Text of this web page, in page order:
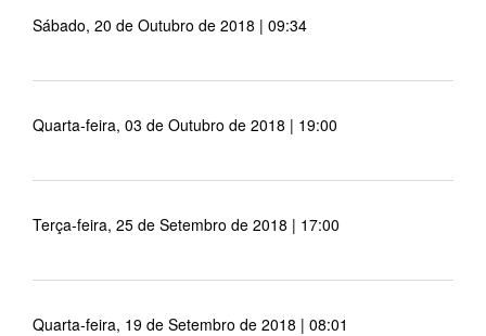
Sábado, 20 de Outubro de 2018 | 09:34
Quarta-feira, 03 de Outubro de 2018 | 19:00
Terça-feira, 25 de Setembro de 2018 | 17:00
Quarta-feira, 19 de Setembro de 2018 | 08:01